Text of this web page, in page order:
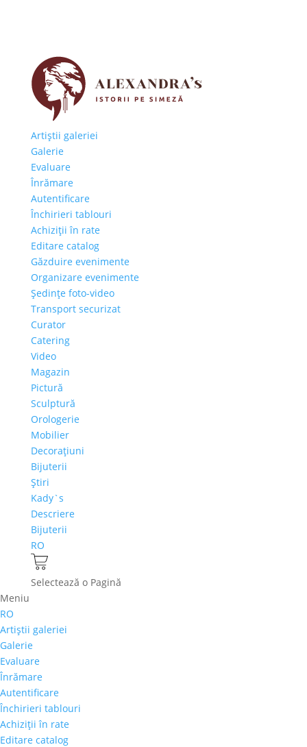
Artiştii galeriei
Galerie
Evaluare
Înrămare
Autentificare
Închirieri tablouri
Achiziţii în rate
Editare catalog
Găzduire evenimente
Organizare evenimente
Şedinţe foto-video
Transport securizat
Curator
Catering
Video
Magazin
Pictură
Sculptură
Orologerie
Mobilier
Decoraţiuni
Bijuterii
Ştiri
Kady`s
Descriere
Bijuterii
RO
Selectează o Pagină
Meniu
RO
Artiştii galeriei
Galerie
Evaluare
Înrămare
Autentificare
Închirieri tablouri
Achiziţii în rate
Editare catalog